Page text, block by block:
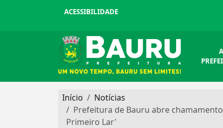
ACESSIBILIDADE
A
Início
Notícias
Prefeitura de Bauru abre
Primeiro Lar'